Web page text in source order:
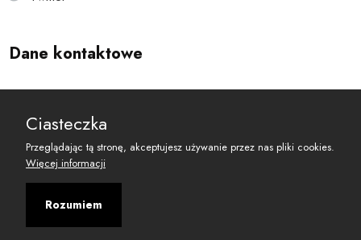
Dane kontaktowe
reset@resetobywatelski.pl
Ciasteczka
Przeglądając tą stronę, akceptujesz używanie przez nas pliki cookies.
Więcej informacji
Rozumiem